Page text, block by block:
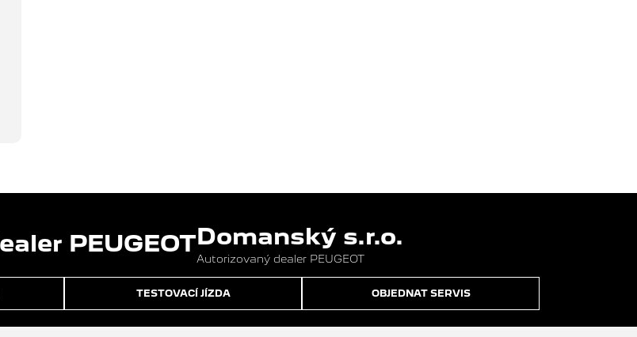
Domanský s.r.o.
Autorizovaný dealer PEUGEOT
TESTOVACÍ JÍZDA OBJEDNAT SERVIS